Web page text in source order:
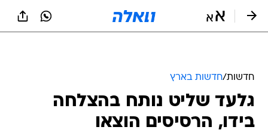
חדשות/חדשות בארץ
גלעד שליט נותח בהצלחה
בידו, הרסיסים הוצאו